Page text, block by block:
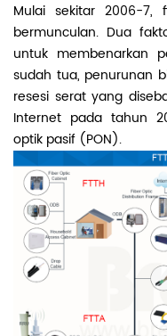
Mulai sekitar 2006-
bermunculan. Dua
untuk membenarkan
sudah tua, penurunan
resesi serat yang
Internet pada tahun
optik pasif (PON).